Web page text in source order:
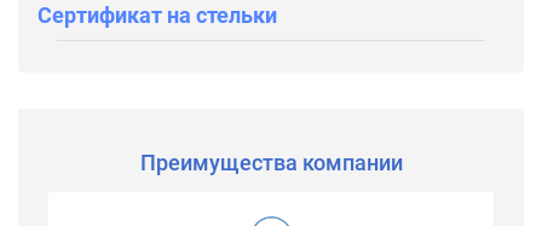
Сертификат на стельки
Преимущества компании